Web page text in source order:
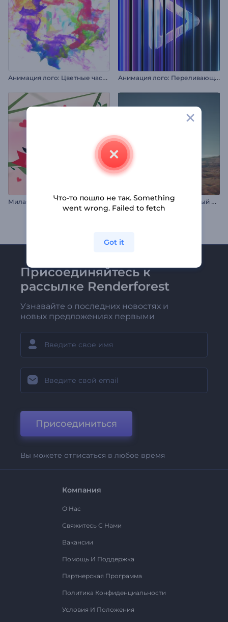
А
нимация лого: Цветные частицы А
нимация лого: Переливающееся стекло
М
илая заставка ко Дню св. Валентина А
нимация лого: Воздушный шар
Присоединяйтесь к
рассылке Renderforest
Узнавайте о последних новостях и
новых предложениях первыми
Присоединиться
Вы можете отписаться в любое время
Компания
О Нас
Свяжитесь С Нами
Вакансии
Помощь И Поддержка
Партнерская Программа
Политика Конфиденциальности
Условия И Положения
Что-то пошло не так. Something
went wrong. Failed to fetch
Got it